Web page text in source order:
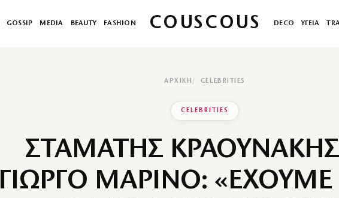
GOSSIP MEDIA BEAUTY FASHION COUSCOUS DECO ΥΓΕΙΑ
ΑΡΧΙΚΉ CELEBRITIES
CELEBRITIES
ΣΤΑΜΑΤΗΣ ΚΡΑΟΥΝΑΚΗΣ
ΓΙΩΡΓΟ ΜΑΡΙΝΟ: «ΕΧΟΥΜΕ